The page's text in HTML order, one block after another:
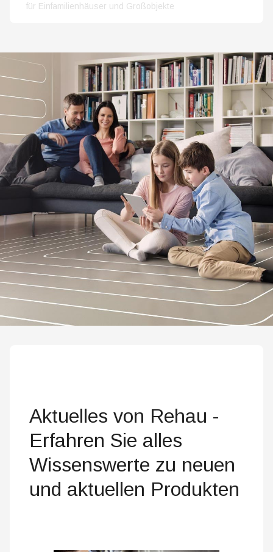
für Einfamilienhäuser und Großobjekte
Aktuelles von Rehau -
Erfahren Sie alles
Wissenswerte zu neuen
und aktuellen Produkten